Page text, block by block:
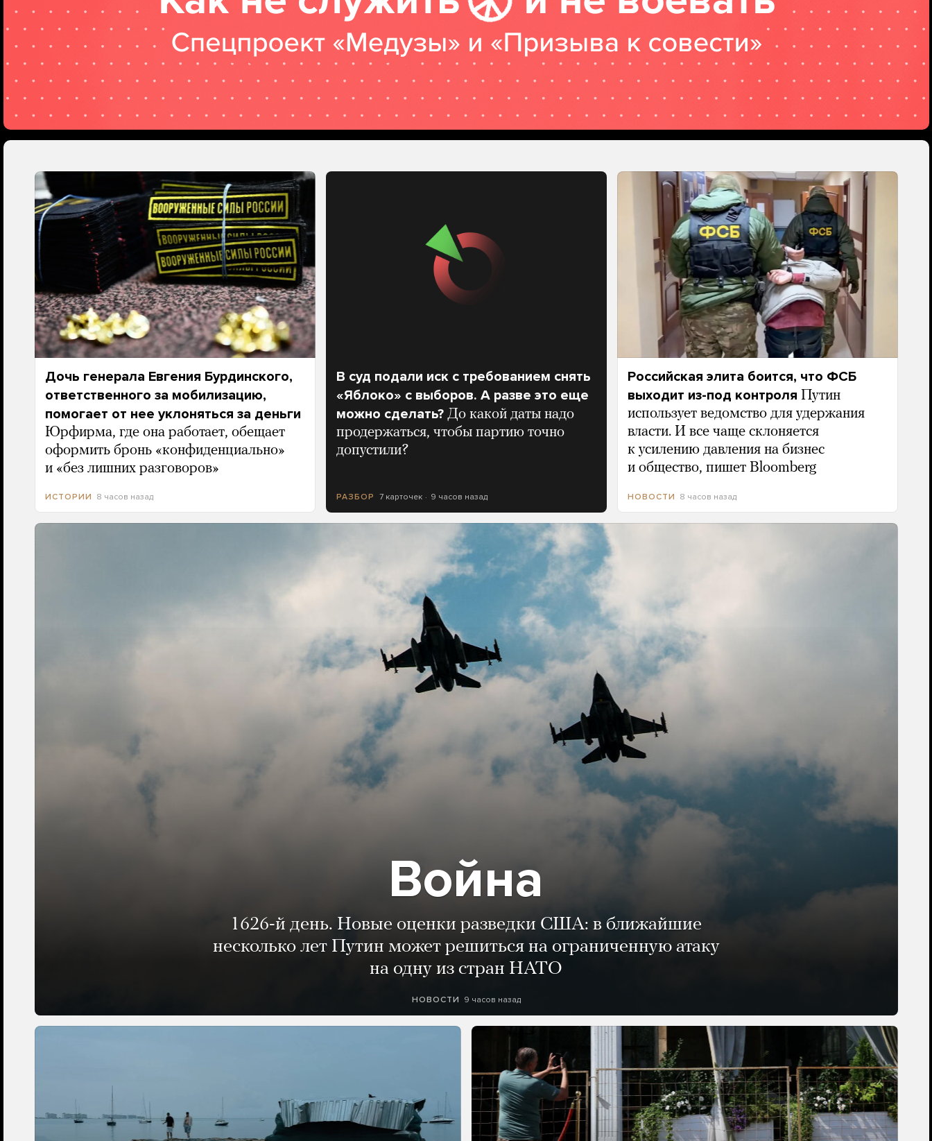
Дочь генерала Евгения Бурдинского,
ответственного за мобилизацию,
помогает от нее уклоняться за деньги
Юрфирма, где она работает, обещает
оформить бронь «конфиденциально»
и «без лишних разговоров»
ИСТОРИИ 8 часов назад
В суд подали иск с требованием снять
«Яблоко» с выборов. А разве это еще
можно сделать? До какой даты надо
продержаться, чтобы партию точно
допустили?
РАЗБОР 7 карточек 9 часов назад
Российская элита боится, что ФСБ
выходит из-под контроля Путин
использует ведомство для удержания
власти. И все чаще склоняется
к усилению давления на бизнес
и общество, пишет Bloomberg
НОВОСТИ 8 часов назад
Война
1626-й день. Новые оценки разведки США: в ближайшие
несколько лет Путин может решиться на ограниченную атаку
на одну из стран НАТО
НОВОСТИ 9 часов назад